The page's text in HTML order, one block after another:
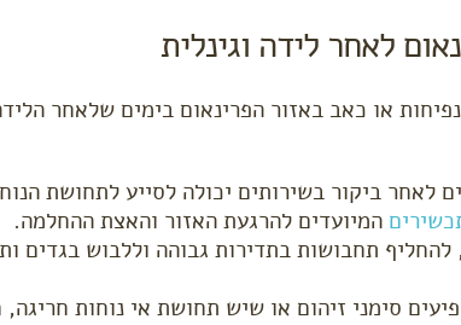
לאחר לידה וגינלית
או כאב באזור הפרינאום בימים שלאחר
לאחר ביקור בשירותים יכולה לסייע לתחושת
המיועדים להרגעת האזור והאצת ההחלמה.
תחבושות בתדירות גבוהה וללבוש בגדים
סימני זיהום או שיש תחושת אי נוחות חריגה,